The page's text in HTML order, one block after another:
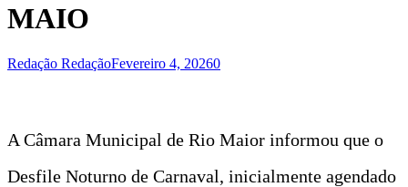
MAIO
Redação RedaçãoFevereiro 4, 20260
A Câmara Municipal de Rio Maior informou que o
Desfile Noturno de Carnaval, inicialmente agendado